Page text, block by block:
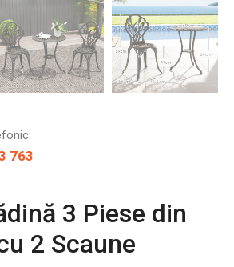
763
3 Piese din
2 Scaune